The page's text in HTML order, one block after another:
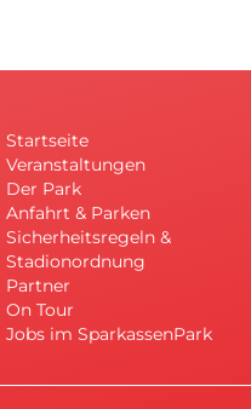
Startseite
Veranstaltungen
Der Park
Anfahrt & Parken
Sicherheitsregeln &
Stadionordnung
Partner
On Tour
Jobs im SparkassenPark